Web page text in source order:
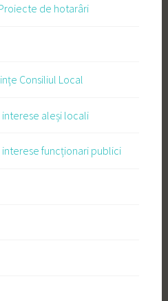
de hotarâri
Consiliul Local
aleși locali
funcționari publici